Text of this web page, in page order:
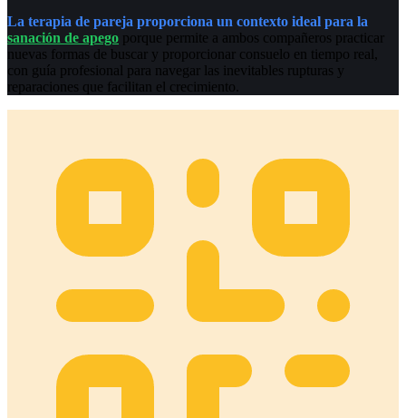
La terapia de pareja proporciona un contexto ideal para la
sanación de apego porque permite a ambos compañeros practicar
nuevas formas de buscar y proporcionar consuelo en tiempo real,
con guía profesional para navegar las inevitables rupturas y
reparaciones que facilitan el crecimiento.